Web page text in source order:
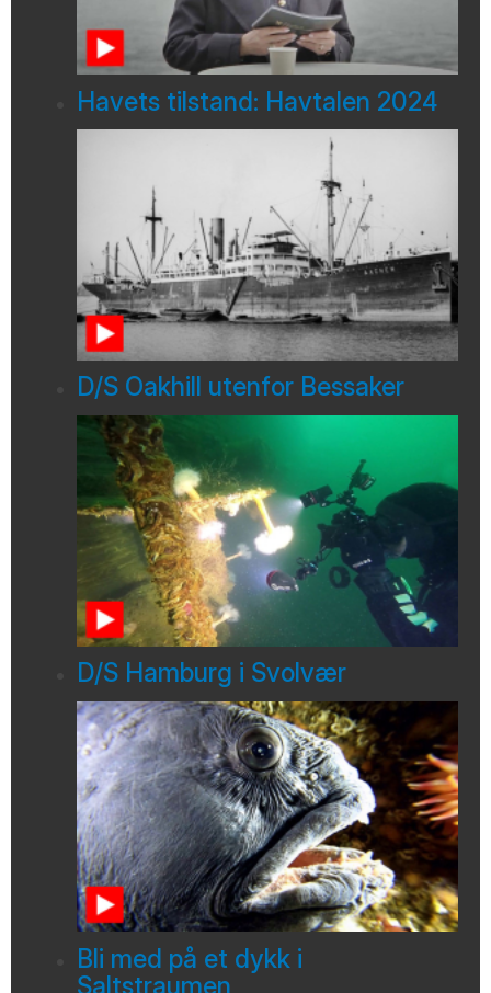
Havets tilstand: Havtalen 2024
D/S Oakhill utenfor Bessaker
D/S Hamburg i Svolvær
Bli med på et dykk i
Saltstraumen